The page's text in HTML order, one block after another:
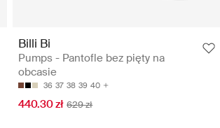
Billi Bi
Pumps - Pantofle bez pięty na
obcasie
36 37 38 39 40
440.30 zł 629 zł